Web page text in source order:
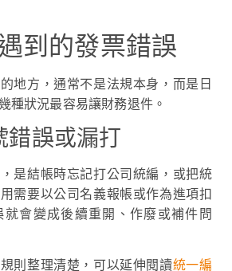
到的發票錯誤
地方，通常不是法規本身，而是日
種狀況最容易讓財務退件。
錯誤或漏打
是結帳時忘記打公司統編，或把統
需要以公司名義報帳或作為進項扣
會變成後續重開、作廢或補件問
則整理清楚，可以延伸閱讀統一編